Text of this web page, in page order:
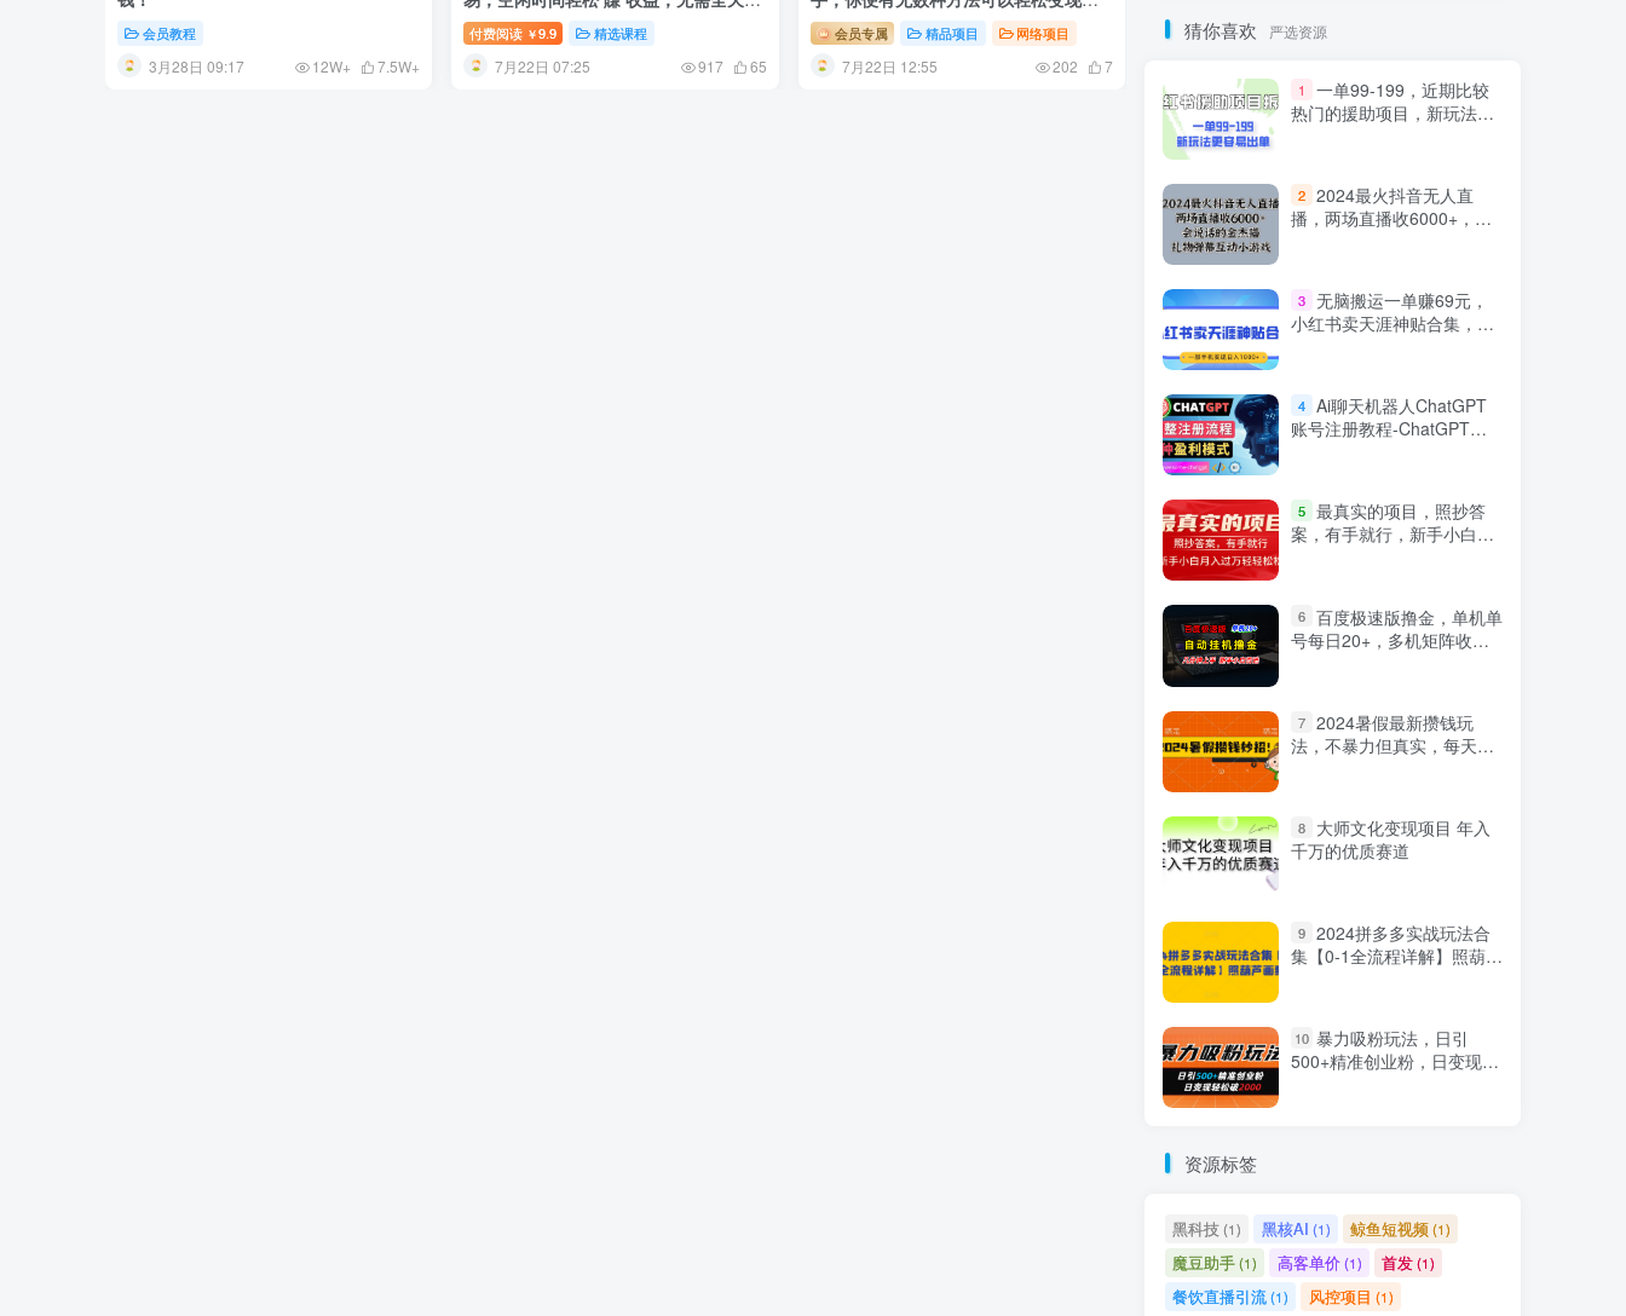
会员教程
3月28日 09:17 12W+ 7.5W+
盘【揭秘】
付费阅读 ￥9.9 精选课程
7月22日 07:25 917 65
每日纯收入以“千”为单位
会员专属 精品项目 网络项目
7月22日 12:55 202 7
解锁伙伴计划+精选独家收益，日入1k+
付费阅读 ￥9.9 精选课程
猜你喜欢 严选资源
1
一单99-199，近期比较
热门的援助项目，新玩法更
2 2024最火抖音无人直
播，两场直播收6000+，会
3 无脑搬运一单赚69元，
小红书卖天涯神贴合集，一
4 Ai聊天机器人ChatGPT
账号注册教程-ChatGPT的
5 最真实的项目，照抄答
案，有手就行，新手小白月
6 百度极速版撸金，单机单
号每日20+，多机矩阵收益
7 2024暑假最新攒钱玩
法，不暴力但真实，每天半
8
大师文化变现项目 年入
千万的优质赛道
9 2024拼多多实战玩法合
集【0-1全流程详解】照葫芦
10 暴力吸粉玩法，日引
500+精准创业粉，日变现轻
资源标签
黑科技(1) 黑核AI (1) 鲸鱼短视频(1)
魔豆助手(1) 高客单价(1) 首发(1)
餐饮直播引流(1) 风控项目 (1)